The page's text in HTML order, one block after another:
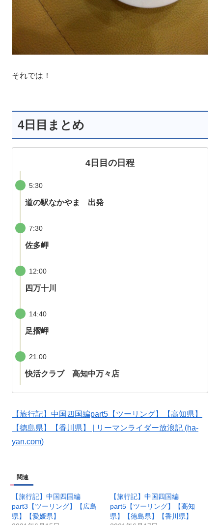
それでは！
4日目まとめ
4日目の日程
5:30
道の駅なかやま 出発
7:30
佐多岬
12:00
四万十川
14:40
足摺岬
21:00
快活クラブ 高知中万々店
【旅行記】中国四国編part5【ツーリング】【高知県】
【徳島県】【香川県】 | リーマンライダー放浪記 (ha-
yan.com)
関連
【旅行記】中国四国編
part3【ツーリング】【広島
県】【愛媛県】
【旅行記】中国四国編
part5【ツーリング】【高知
県】【徳島県】【香川県】